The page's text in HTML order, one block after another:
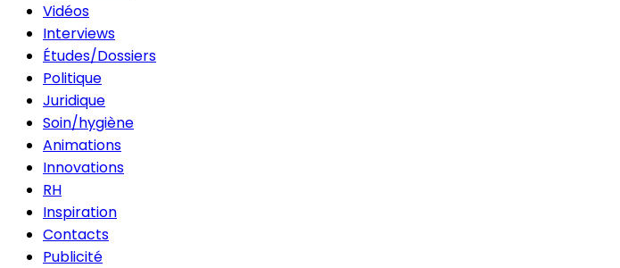
Vidéos
Interviews
Études/Dossiers
Politique
Juridique
Soin/hygiène
Animations
Innovations
RH
Inspiration
Contacts
Publicité